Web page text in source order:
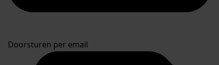
Doorsturen per email